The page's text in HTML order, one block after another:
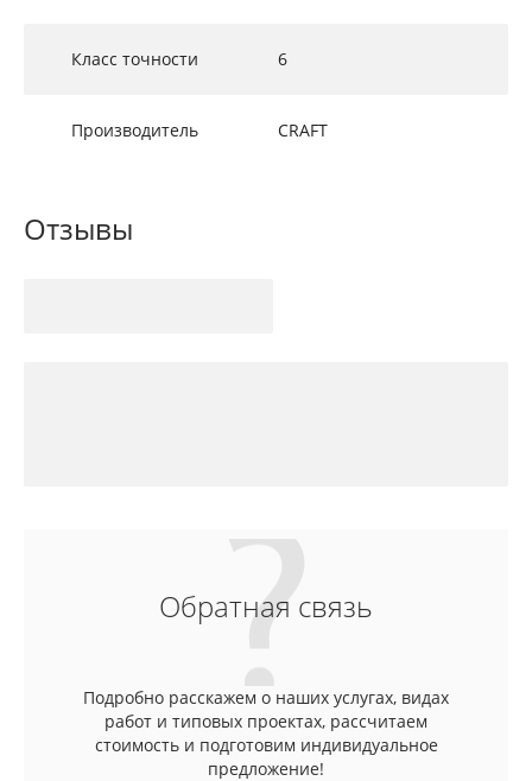
Класс точности 6
Производитель CRAFT
Отзывы
Обратная связь
Подробно расскажем о наших услугах, видах
работ и типовых проектах, рассчитаем
стоимость и подготовим индивидуальное
предложение!